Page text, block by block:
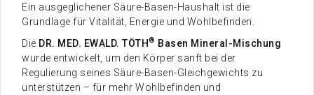
Ein ausgeglichener Säure-Basen-Haushalt ist die
Grundlage für Vitalität, Energie und Wohlbefinden.
Die DR. MED. EWALD. TÖTH® Basen Mineral-Mischung
wurde entwickelt, um den Körper sanft bei der
Regulierung seines Säure-Basen-Gleichgewichts zu
unterstützen – für mehr Wohlbefinden und